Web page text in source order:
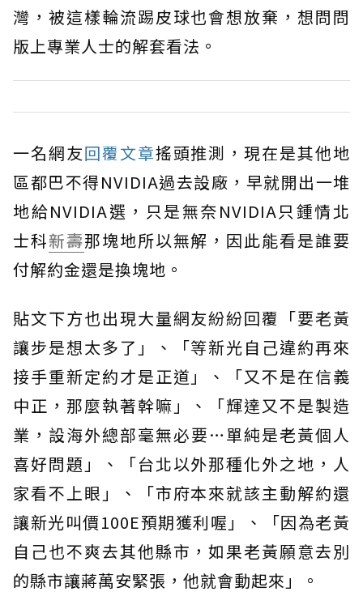
灣，被這樣輪流踢皮球也會想放棄，想問問
版上專業人士的解套看法。
一名網友回覆文章搖頭推測，現在是其他地
區都巴不得NVIDIA過去設廠，早就開出一堆
地給NVIDIA選，只是無奈NVIDIA只鍾情北
士科新壽那塊地所以無解，因此能看是誰要
付解約金還是換塊地。
貼文下方也出現大量網友紛紛回覆「要老黃
讓步是想太多了」、「等新光自己違約再來
接手重新定約才是正道」、「又不是在信義
中正，那麼執著幹嘛」、「輝達又不是製造
業，設海外總部毫無必要…單純是老黃個人
喜好問題」、「台北以外那種化外之地，人
家看不上眼」、「市府本來就該主動解約還
讓新光叫價100E預期獲利喔」、「因為老黃
自己也不爽去其他縣市，如果老黃願意去別
的縣市讓蔣萬安緊張，他就會動起來」。